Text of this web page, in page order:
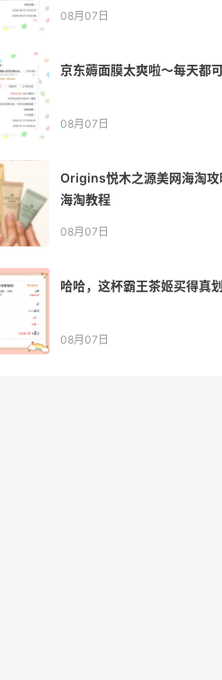
08月07日
京东薅面膜太爽啦～每天都
08月07日
Origins悦木之源美网海淘
海淘教程
08月07日
哈哈，这杯霸王茶姬买得真划
08月07日